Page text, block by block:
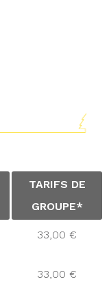
TARIFS DE
GROUPE*
33,00 €
33,00 €